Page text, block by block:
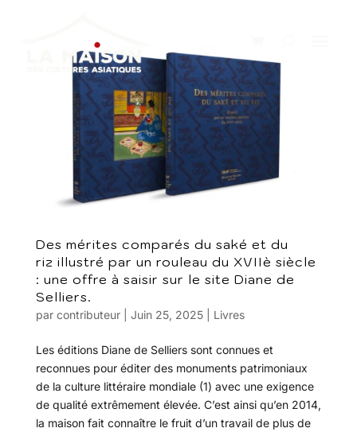
Des mérites comparés du saké et du
riz illustré par un rouleau du XVIIè siècle
: une offre à saisir sur le site Diane de
Selliers.
par contributeur| Juin 25, 2025| Livres
Les éditions Diane de Selliers sont connues et
reconnues pour éditer des monuments patrimoniaux
de la culture littéraire mondiale (1) avec une exigence
de qualité extrêmement élevée. C’est ainsi qu’en 2014,
la maison fait connaître le fruit d’un travail de plus de